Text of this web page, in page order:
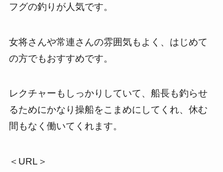
フグの釣りが人気です。
女将さんや常連さんの雰囲気もよく、はじめて
の方でもおすすめです。
レクチャーもしっかりしていて、船長も釣らせ
るためにかなり操船をこまめにしてくれ、休む
間もなく働いてくれます。
＜URL＞